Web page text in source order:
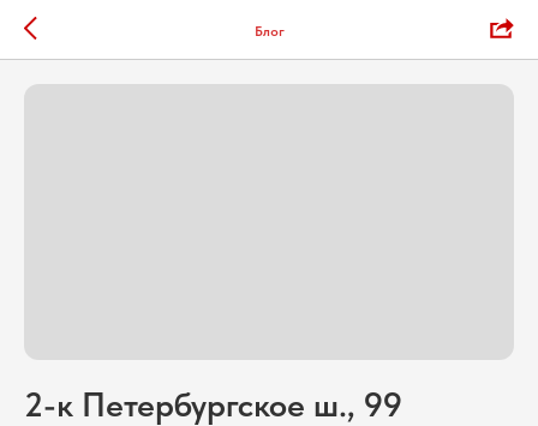
Блог
2-к Петербургское ш., 99